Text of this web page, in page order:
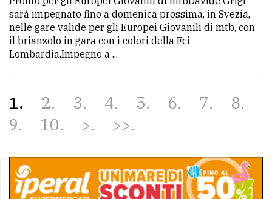
sarà impegnato fino a domenica prossima, in Svezia,
nelle gare valide per gli Europei Giovanili di mtb, con
il brianzolo in gara con i colori della Fci
Lombardia.Impegno a ...
1 2 3 4 5 6 7
8
9
10 > >>